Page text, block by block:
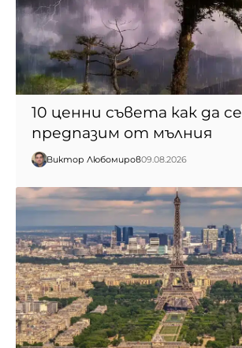
10 ценни съвета как да се
предпазим от мълния
Виктор Любомиров09.08.2026